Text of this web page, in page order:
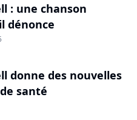
: une chanson
dénonce
donne des nouvelles
santé